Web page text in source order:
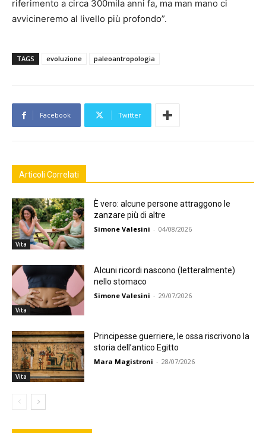
riferimento a circa 300mila anni fa, ma man mano ci
avvicineremo al livello più profondo”.
TAGS evoluzione paleoantropologia
Facebook Twitter
Articoli Correlati
Vita
È vero: alcune persone attraggono le
zanzare più di altre
Simone Valesini - 04/08/2026
Vita
Alcuni ricordi nascono (letteralmente)
nello stomaco
Simone Valesini - 29/07/2026
Vita
Principesse guerriere, le ossa riscrivono la
storia dell’antico Egitto
Mara Magistroni - 28/07/2026